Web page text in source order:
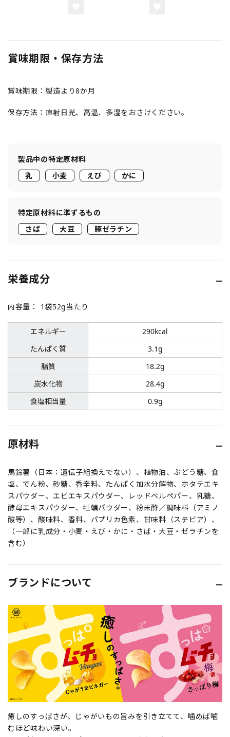
賞味期限・保存方法
賞味期限：製造より8か月
保存方法：直射日光、高温、多湿をおさけください。
製品中の特定原材料
乳
小麦 えび かに
特定原材料に準ずるもの
さば
大豆 豚ゼラチン
栄養成分
内容量： 1袋52g当たり
エネルギー
たんぱく質
脂質
炭水化物
食塩相当量
290kcal
3.1g
18.2g
28.4g
0.9g
原材料
馬鈴薯（日本：遺伝子組換えでない）、植物油、ぶどう糖、食
塩、でん粉、砂糖、香辛料、たんぱく加水分解物、ホタテエキ
スパウダー、エビエキスパウダー、レッドベルペパー、乳糖、
酵母エキスパウダー、牡蠣パウダー、粉末酢／調味料（アミノ
酸等）、酸味料、香料、パプリカ色素、甘味料（ステビア）、
（一部に乳成分・小麦・えび・かに・さば・大豆・ゼラチンを
含む）
ブランドについて
癒しのすっぱさが、じゃがいもの旨みを引き立てて、噛めば噛
むほど味わい深い。